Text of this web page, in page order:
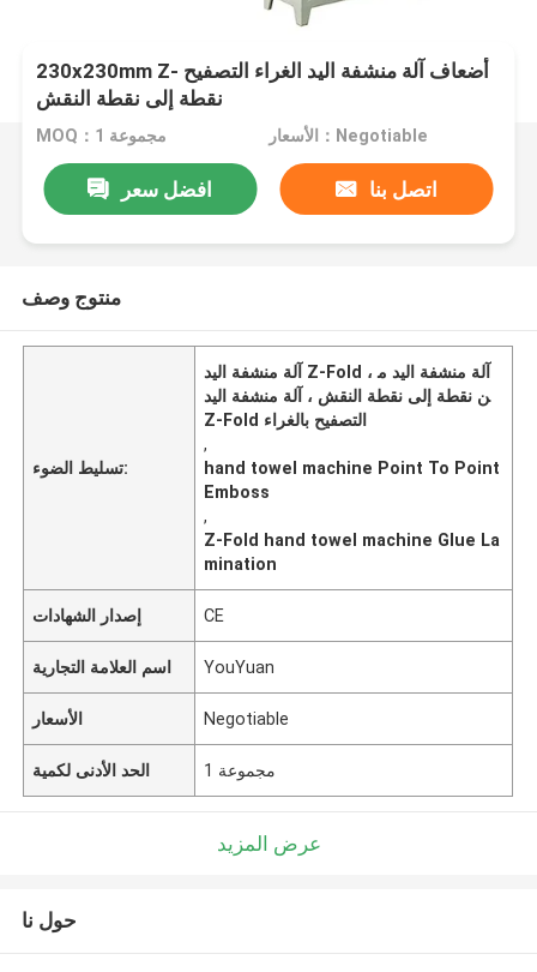
230x230mm Z- أضعاف آلة منشفة اليد الغراء التصفيح
نقطة إلى نقطة النقش
MOQ：1 مجموعة الأسعار：Negotiable
افضل سعر اتصل بنا
منتوج وصف
تسليط الضوء:
آلة منشفة اليد Z-Fold ، آلة منشفة اليد م
ن نقطة إلى نقطة النقش ، آلة منشفة اليد
Z-Fold التصفيح بالغراء
,
hand towel machine Point To Point
Emboss
,
Z-Fold hand towel machine Glue La
mination
إصدار الشهادات CE
اسم العلامة التجارية YouYuan
الأسعار Negotiable
الحد الأدنى لكمية 1 مجموعة
عرض المزيد
حول نا